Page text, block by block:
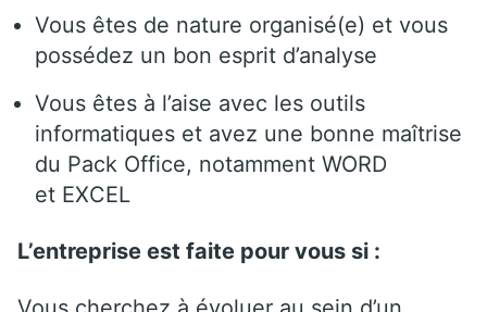
Vous êtes de nature organisé(e) et vous
possédez un bon esprit d’analyse
Vous êtes à l’aise avec les outils
informatiques et avez une bonne maîtrise
du Pack Office, notamment WORD
et EXCEL
L’entreprise est faite pour vous si :